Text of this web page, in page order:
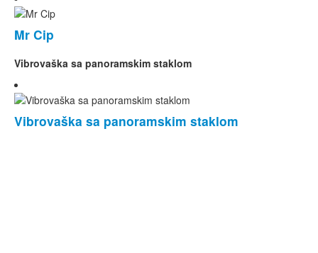
Mr Cip
Vibrovaška sa panoramskim staklom
Vibrovaška sa panoramskim staklom